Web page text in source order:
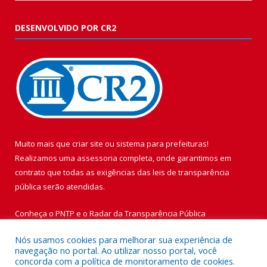
DESENVOLVIDO POR CR2
Muito mais que criar site ou sistema para prefeituras!
Realizamos uma assessoria completa, onde garantimos em
contrato que todas as exigências das leis de transparência
pública serão atendidas.
Conheça o PNTP e o Radar da Transparência Pública
Nós usamos cookies para melhorar sua experiência de
navegação no portal. Ao utilizar nosso portal, você
concorda com a política de monitoramento de cookies.